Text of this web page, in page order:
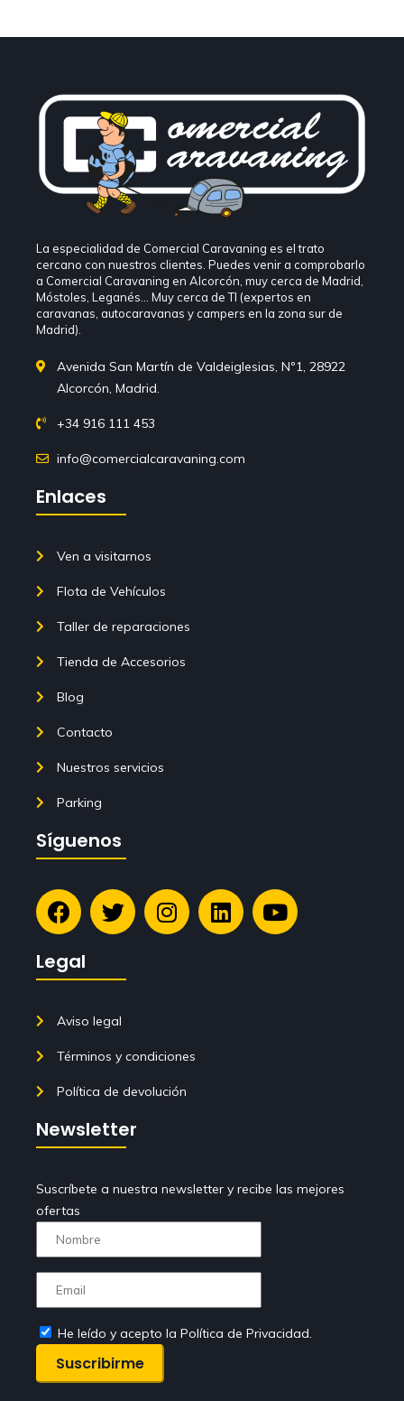
La especialidad de Comercial Caravaning es el trato
cercano con nuestros clientes. Puedes venir a comprobarlo
a Comercial Caravaning en Alcorcón, muy cerca de Madrid,
Móstoles, Leganés… Muy cerca de TI (expertos en
caravanas, autocaravanas y campers en la zona sur de
Madrid).
Avenida San Martín de Valdeiglesias, Nº1, 28922
Alcorcón, Madrid.
+34 916 111 453
info@comercialcaravaning.com
Enlaces
Ven a visitarnos
Flota de Vehículos
Taller de reparaciones
Tienda de Accesorios
Blog
Contacto
Nuestros servicios
Parking
Síguenos
Legal
Aviso legal
Términos y condiciones
Política de devolución
Newsletter
Suscríbete a nuestra newsletter y recibe las mejores
ofertas
He leído y acepto la Política de Privacidad.